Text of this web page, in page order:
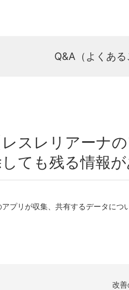
Q&A（よくある
レスレリアーナ
ても残る情報
アプリが収集、共有するデータにつ
改